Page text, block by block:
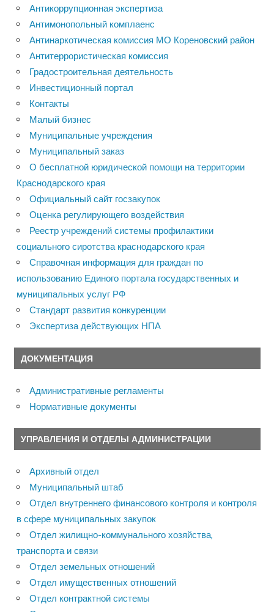
Антикоррупционная экспертиза
Антимонопольный комплаенс
Антинаркотическая комиссия МО Кореновский район
Антитеррористическая комиссия
Градостроительная деятельность
Инвестиционный портал
Контакты
Малый бизнес
Муниципальные учреждения
Муниципальный заказ
О бесплатной юридической помощи на территории
Краснодарского края
Официальный сайт госзакупок
Оценка регулирующего воздействия
Реестр учреждений системы профилактики
социального сиротства краснодарского края
Справочная информация для граждан по
использованию Единого портала государственных и
муниципальных услуг РФ
Стандарт развития конкуренции
Экспертиза действующих НПА
ДОКУМЕНТАЦИЯ
Административные регламенты
Нормативные документы
УПРАВЛЕНИЯ И ОТДЕЛЫ АДМИНИСТРАЦИИ
Архивный отдел
Муниципальный штаб
Отдел внутреннего финансового контроля и контроля
в сфере муниципальных закупок
Отдел жилищно-коммунального хозяйства,
транспорта и связи
Отдел земельных отношений
Отдел имущественных отношений
Отдел контрактной системы